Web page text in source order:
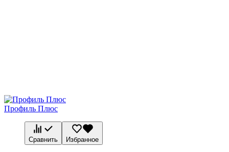
Профиль Плюс
Сравнить Избранное